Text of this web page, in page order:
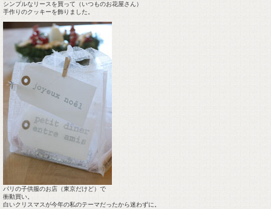
シンプルなリースを買って（いつものお花屋さん）
手作りのクッキーを飾りました。
パリの子供服のお店（東京だけど）で
衝動買い。
白いクリスマスが今年の私のテーマだったから迷わずに。